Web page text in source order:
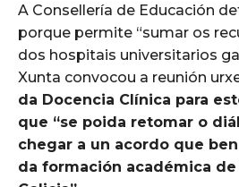
A Consellería de Educación
porque permite “sumar os
dos hospitais universitarios
Xunta convocou a reunión
da Docencia Clínica para
que “se poida retomar o
chegar a un acordo que
da formación académica